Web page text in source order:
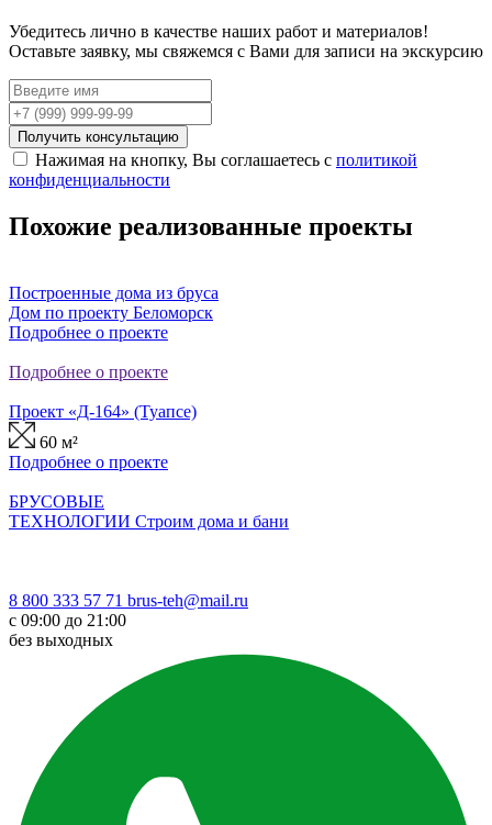
Убедитесь лично в качестве наших работ и материалов!
Оставьте заявку, мы свяжемся с Вами для записи на экскурсию
Получить консультацию
Нажимая на кнопку, Вы соглашаетесь с политикой
конфиденциальности
Похожие реализованные проекты
Построенные дома из бруса
Дом по проекту Беломорск
Подробнее о проекте
Подробнее о проекте
Проект «Д-164» (Туапсе)
60 м²
Подробнее о проекте
БРУСОВЫЕ
ТЕХНОЛОГИИ Строим дома и бани
8 800 333 57 71 brus-teh@mail.ru
с 09:00 до 21:00
без выходных